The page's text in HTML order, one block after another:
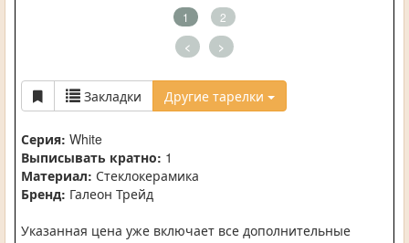
1 2
< >
Закладки Другие тарелки
Серия: White
Выписывать кратно: 1
Материал: Стеклокерамика
Бренд: Галеон Трейд
Указанная цена уже включает все дополнительные